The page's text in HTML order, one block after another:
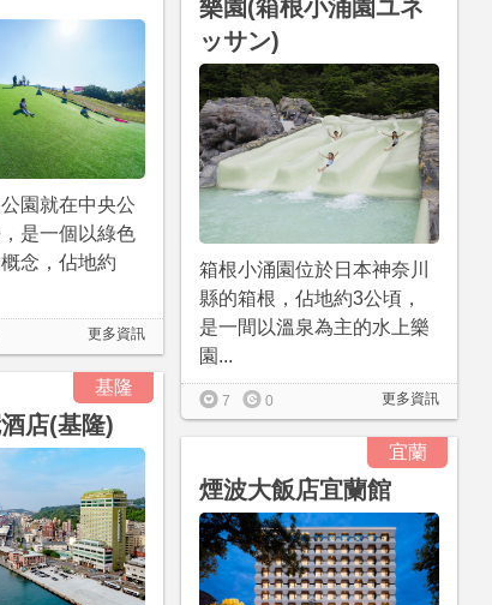
園就在中央公
是一個以綠色
念，佔地約
更多資訊
樂園(箱根小涌園ユネ
ッサン)
箱根小涌園位於日本神奈川
縣的箱根，佔地約3公頃，
是一間以溫泉為主的水上樂
園...
更多資訊
7 0
基隆
店(基隆)
宜蘭
煙波大飯店宜蘭館